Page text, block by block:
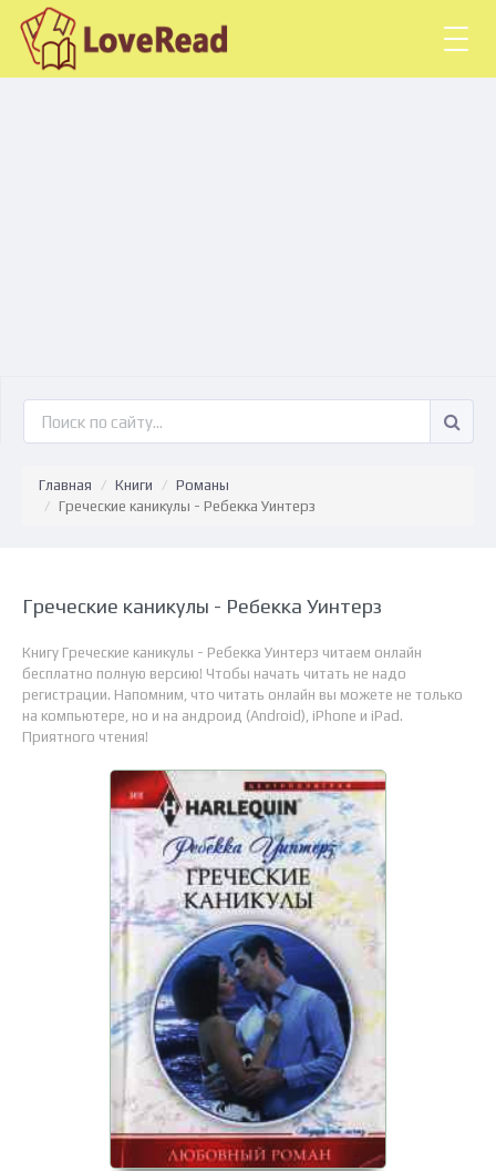
Главная Книги
Романы
Греческие каникулы - Ребекка Уинтерз
Греческие каникулы - Ребекка Уинтерз
Книгу Греческие каникулы - Ребекка Уинтерз читаем онлайн
бесплатно полную версию! Чтобы начать читать не надо
регистрации. Напомним, что читать онлайн вы можете не только
на компьютере, но и на андроид (Android), iPhone и iPad.
Приятного чтения!